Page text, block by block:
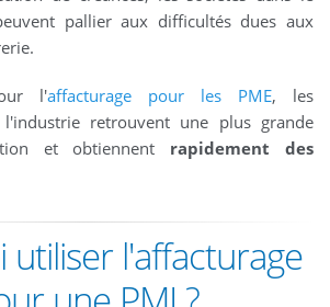
pallier aux difficultés dues aux
l'affacturage pour les PME, les
l'industrie retrouvent une plus grande
et obtiennent rapidement des
utiliser l'affacturage